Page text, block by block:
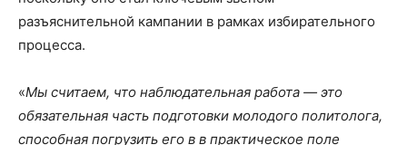
разъяснительной кампании в рамках избирательного
процесса.
«Мы считаем, что наблюдательная работа — это
обязательная часть подготовки молодого политолога,
способная погрузить его в в практическое поле